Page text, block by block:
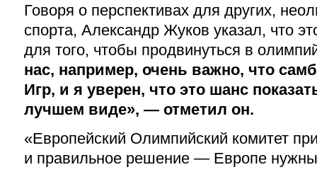
Говоря о перспективах для других,
спорта, Александр Жуков указал, что
для того, чтобы продвинуться в
нас, например, очень важно, что
Игр, и я уверен, что это шанс
лучшем виде», — отметил он.
«Европейский Олимпийский комитет
и правильное решение — Европе